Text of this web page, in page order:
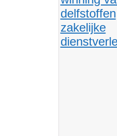
delfstoffen
zakelijke